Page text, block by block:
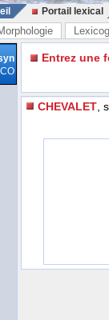
Portail lexical
Entrez une
CHEVALET ,